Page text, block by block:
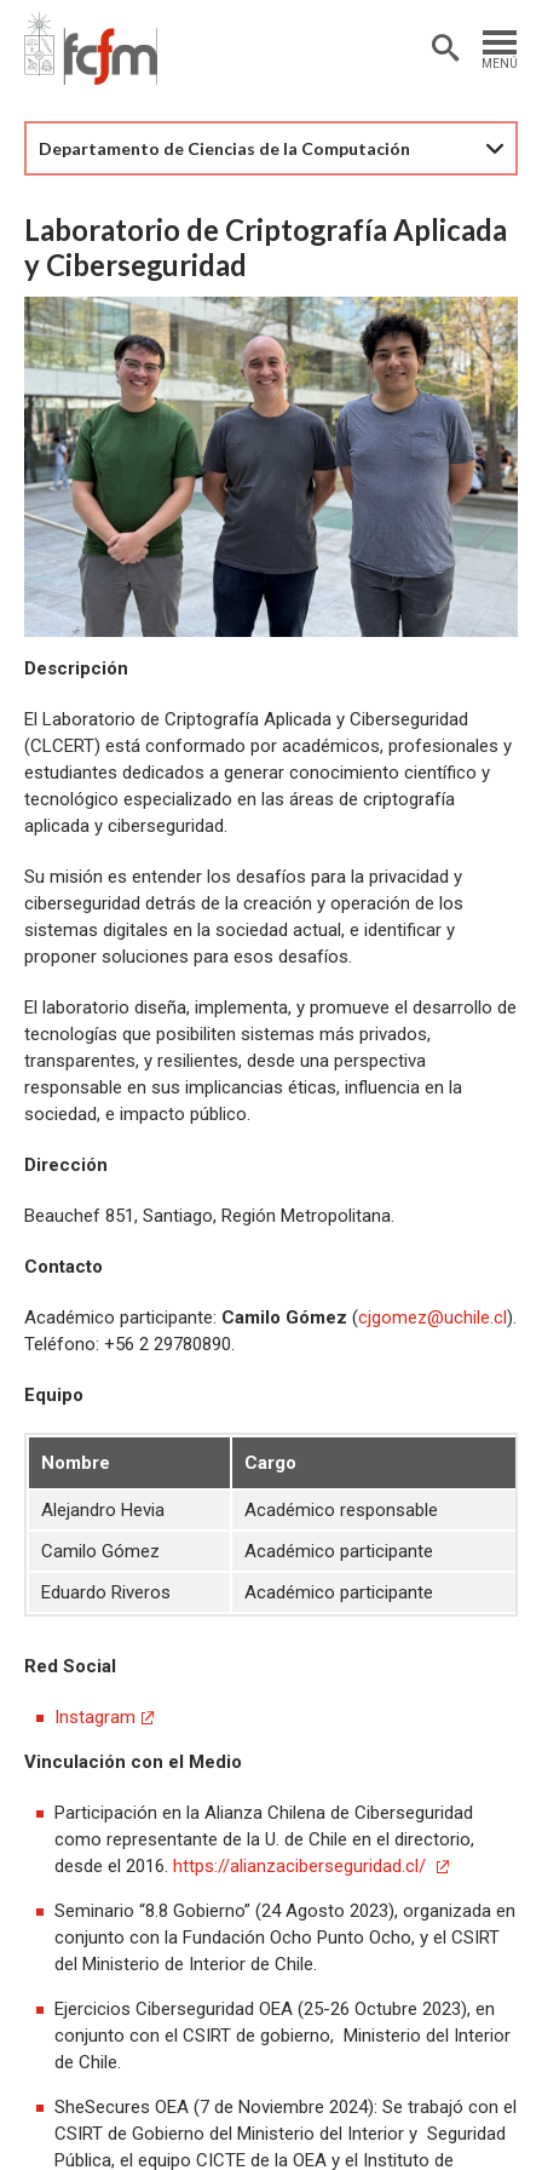
MENÚ
Estudiantes
Académicas/os
Departamento de Ciencias de la Computación
Laboratorio de Criptografía Aplicada
y Ciberseguridad
Descripción
El Laboratorio de Criptografía Aplicada y Ciberseguridad
(CLCERT) está conformado por académicos, profesionales y
estudiantes dedicados a generar conocimiento científico y
tecnológico especializado en las áreas de criptografía
aplicada y ciberseguridad.
Su misión es entender los desafíos para la privacidad y
ciberseguridad detrás de la creación y operación de los
sistemas digitales en la sociedad actual, e identificar y
proponer soluciones para esos desafíos.
El laboratorio diseña, implementa, y promueve el desarrollo de
tecnologías que posibiliten sistemas más privados,
transparentes, y resilientes, desde una perspectiva
responsable en sus implicancias éticas, influencia en la
sociedad, e impacto público.
Dirección
Beauchef 851, Santiago, Región Metropolitana.
Contacto
Académico participante: Camilo Gómez (cjgomez@uchile.cl).
Teléfono: +56 2 29780890.
Equipo
Nombre Cargo
Alejandro Hevia Académico responsable
Camilo Gómez
Académico participante
Eduardo Riveros
Académico participante
Red Social
Instagram
Vinculación con el Medio
Participación en la Alianza Chilena de Ciberseguridad
como representante de la U. de Chile en el directorio,
desde el 2016. https://alianzaciberseguridad.cl/
Seminario “8.8 Gobierno” (24 Agosto 2023), organizada en
conjunto con la Fundación Ocho Punto Ocho, y el CSIRT
del Ministerio de Interior de Chile.
Ejercicios Ciberseguridad OEA (25-26 Octubre 2023), en
conjunto con el CSIRT de gobierno, Ministerio del Interior
de Chile.
SheSecures OEA (7 de Noviembre 2024): Se trabajó con el
CSIRT de Gobierno del Ministerio del Interior y Seguridad
Pública, el equipo CICTE de la OEA y el Instituto de